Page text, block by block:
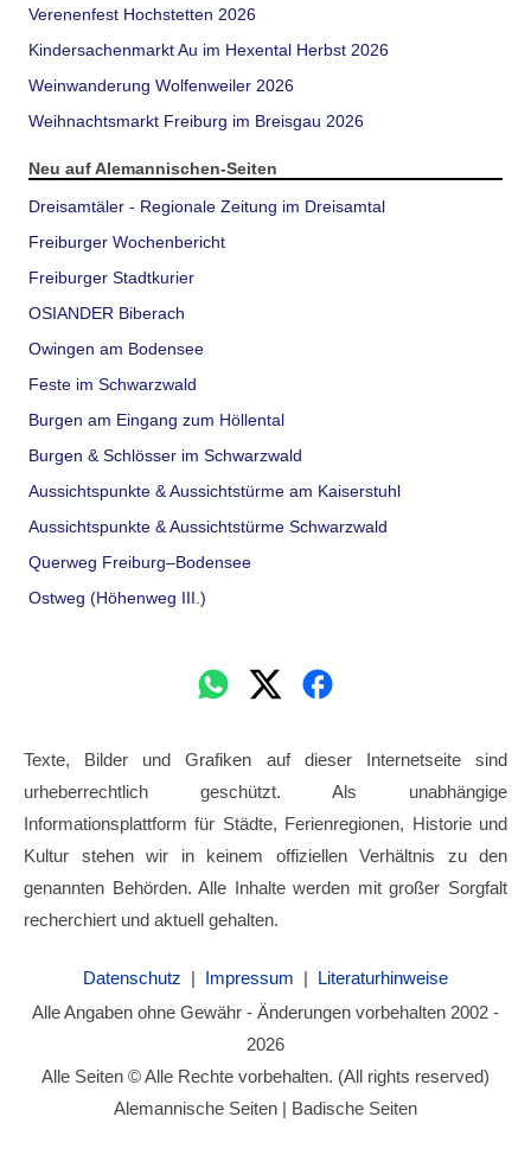
Verenenfest Hochstetten 2026
Kindersachenmarkt Au im Hexental Herbst 2026
Weinwanderung Wolfenweiler 2026
Weihnachtsmarkt Freiburg im Breisgau 2026
Neu auf Alemannischen-Seiten
Dreisamtäler - Regionale Zeitung im Dreisamtal
Freiburger Wochenbericht
Freiburger Stadtkurier
OSIANDER Biberach
Owingen am Bodensee
Feste im Schwarzwald
Burgen am Eingang zum Höllental
Burgen & Schlösser im Schwarzwald
Aussichtspunkte & Aussichtstürme am Kaiserstuhl
Aussichtspunkte & Aussichtstürme Schwarzwald
Querweg Freiburg–Bodensee
Ostweg (Höhenweg III.)
Texte, Bilder und Grafiken auf dieser Internetseite sind
urheberrechtlich geschützt. Als unabhängige
Informationsplattform für Städte, Ferienregionen, Historie und
Kultur stehen wir in keinem offiziellen Verhältnis zu den
genannten Behörden. Alle Inhalte werden mit großer Sorgfalt
recherchiert und aktuell gehalten.
Datenschutz | Impressum | Literaturhinweise
Alle Angaben ohne Gewähr - Änderungen vorbehalten 2002 -
2026
Alle Seiten © Alle Rechte vorbehalten. (All rights reserved)
Alemannische Seiten | Badische Seiten